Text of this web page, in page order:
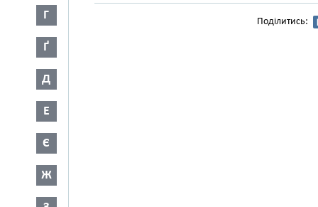
Г
Ґ
Д
Е
Є
Ж
Поділитись: